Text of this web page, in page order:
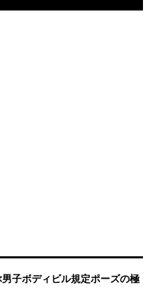
子ボディビル規定ポーズの極